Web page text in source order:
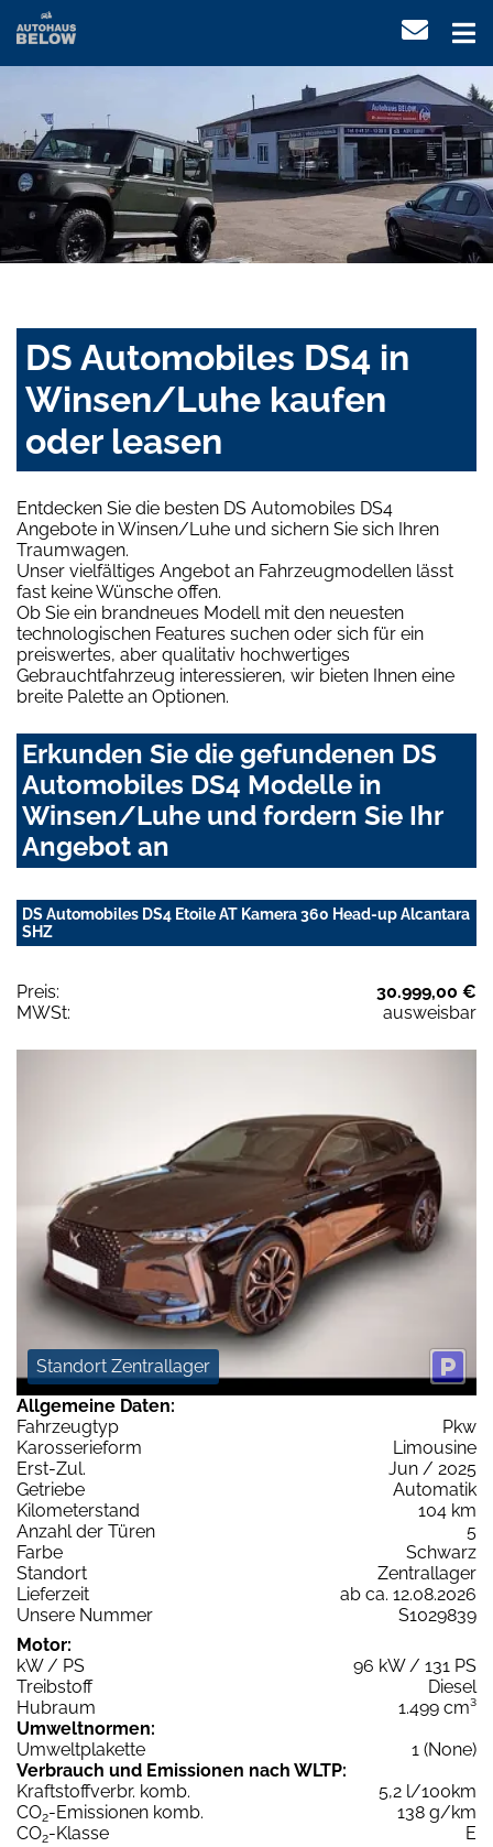
DS Automobiles DS4 in
Winsen/Luhe kaufen
oder leasen
Entdecken Sie die besten DS Automobiles DS4
Angebote in Winsen/Luhe und sichern Sie sich Ihren
Traumwagen.
Unser vielfältiges Angebot an Fahrzeugmodellen lässt
fast keine Wünsche offen.
Ob Sie ein brandneues Modell mit den neuesten
technologischen Features suchen oder sich für ein
preiswertes, aber qualitativ hochwertiges
Gebrauchtfahrzeug interessieren, wir bieten Ihnen eine
breite Palette an Optionen.
Erkunden Sie die gefundenen DS
Automobiles DS4 Modelle in
Winsen/Luhe und fordern Sie Ihr
Angebot an
DS Automobiles DS4 Etoile AT Kamera 360 Head-up Alcantara
SHZ
Preis:
30.999,00 €
MWSt:
ausweisbar
Standort Zentrallager
Allgemeine Daten:
Fahrzeugtyp
Pkw
Karosserieform
Limousine
Erst-Zul.
Jun / 2025
Getriebe
Automatik
Kilometerstand
104 km
Anzahl der Türen
5
Farbe
Schwarz
Standort
Zentrallager
Lieferzeit
ab ca. 12.08.2026
Unsere Nummer
S1029839
Motor:
kW / PS
96 kW / 131 PS
Treibstoff
Diesel
Hubraum
1.499 cm³
Umweltnormen:
Umweltplakette
1 (None)
Verbrauch und Emissionen nach WLTP:
Kraftstoffverbr. komb.
5,2 l/100km
CO2-Emissionen komb.
138 g/km
CO2-Klasse
E